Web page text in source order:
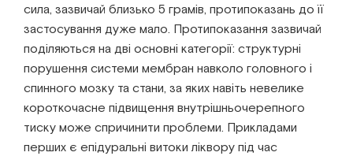
сила, зазвичай близько 5 грамів, протипоказань до її
застосування дуже мало. Протипоказання зазвичай
поділяються на дві основні категорії: структурні
порушення системи мембран навколо головного і
спинного мозку та стани, за яких навіть невелике
короткочасне підвищення внутрішньочерепного
тиску може спричинити проблеми. Прикладами
перших є епідуральні витоки ліквору під час